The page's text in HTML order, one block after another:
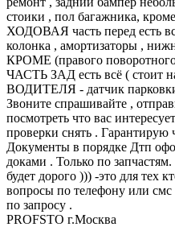
стоики , пол багажника,
ХОДОВАЯ часть перед есть
колонка , амортизаторы ,
КРОМЕ (правого
ЧАСТЬ ЗАД есть всё (
ВОДИТЕЛЯ - датчик парковки
Звоните спрашивайте ,
посмотреть что вас
проверки снять . Гарантирую
Документы в порядке Дтп
доками . Только по
будет дорого ))) -это для тех
вопросы по телефону или
по запросу .
PROFSTO г.Москва